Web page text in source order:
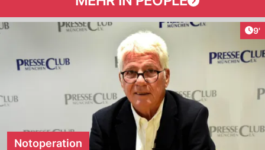
9'
Notoperation